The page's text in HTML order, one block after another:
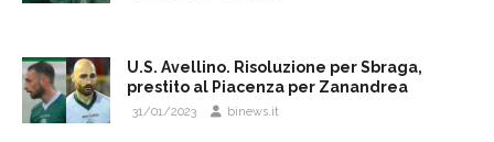
U.S. Avellino. Risoluzione per Sbraga,
prestito al Piacenza per Zanandrea
31/01/2023 binews.it